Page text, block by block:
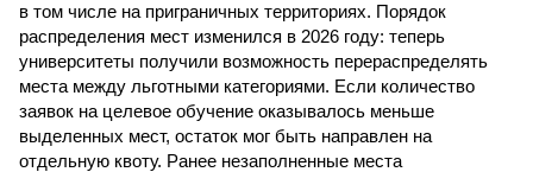
в том числе на приграничных территориях. Порядок
распределения мест изменился в 2026 году: теперь
университеты получили возможность перераспределять
места между льготными категориями. Если количество
заявок на целевое обучение оказывалось меньше
выделенных мест, остаток мог быть направлен на
отдельную квоту. Ранее незаполненные места